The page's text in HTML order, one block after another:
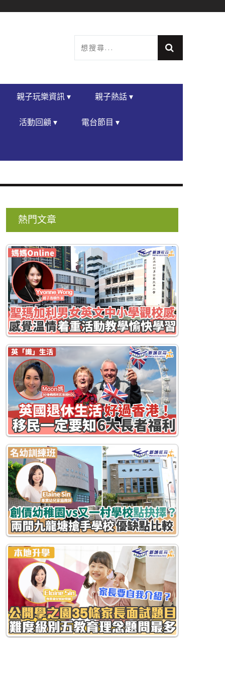
親子玩樂資訊 ▾ 親子熱話 ▾
活動回顧 ▾ 電台節目 ▾
熱門文章